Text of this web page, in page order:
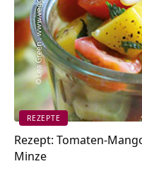
REZEPTE
Rezept: Tomaten-
Minze